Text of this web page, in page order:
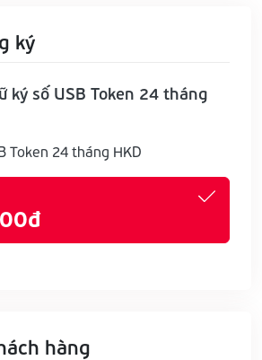
ký
ký số USB Token 24 tháng
Token 24 tháng HKD
hàng